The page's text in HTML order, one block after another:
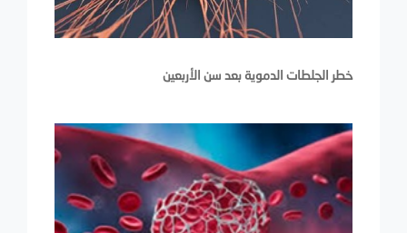
خطر الجلطات الدموية بعد سن الأربعين